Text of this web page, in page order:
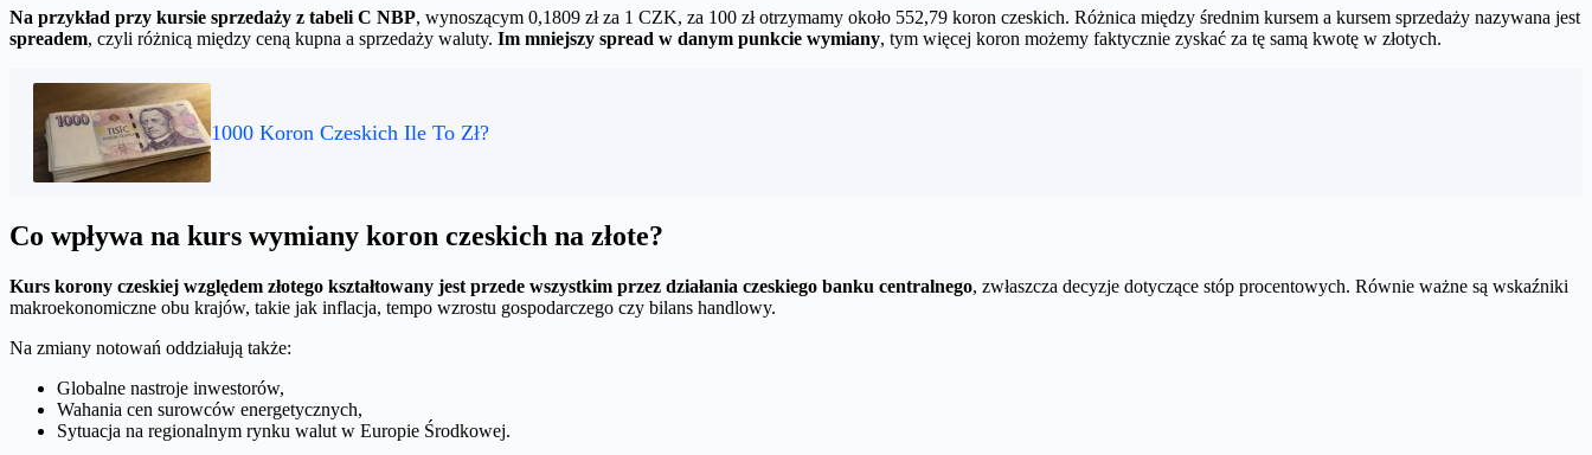
Na przykład przy kursie sprzedaży z tabeli C NBP, wynoszącym 0,1809 zł za 1 CZK, za 100 zł otrzymamy około 552,79 koron czeskich. Różnica między średnim kursem a kursem sprzedaży nazywana jest
spreadem, czyli różnicą między ceną kupna a sprzedaży waluty. Im mniejszy spread w danym punkcie wymiany, tym więcej koron możemy faktycznie zyskać za tę samą kwotę w złotych.
1000 Koron Czeskich Ile To Zł?
Co wpływa na kurs wymiany koron czeskich na złote?
Kurs korony czeskiej względem złotego kształtowany jest przede wszystkim przez działania czeskiego banku centralnego, zwłaszcza decyzje dotyczące stóp procentowych. Równie ważne są wskaźniki
makroekonomiczne obu krajów, takie jak inflacja, tempo wzrostu gospodarczego czy bilans handlowy.
Na zmiany notowań oddziałują także:
Globalne nastroje inwestorów,
Wahania cen surowców energetycznych,
Sytuacja na regionalnym rynku walut w Europie Środkowej.